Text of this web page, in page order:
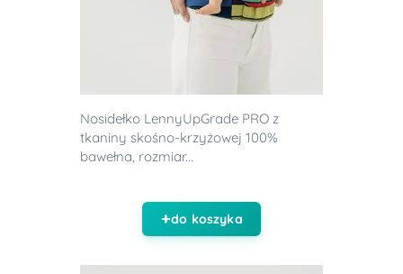
Nosidełko LennyUpGrade PRO z
tkaniny skośno-krzyżowej 100%
bawełna, rozmiar...
do koszyka